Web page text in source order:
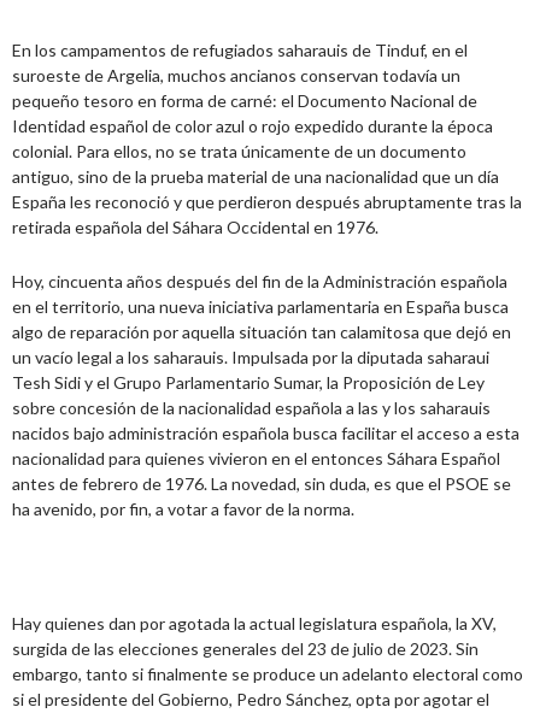
En los campamentos de refugiados saharauis de Tinduf, en el
suroeste de Argelia, muchos ancianos conservan todavía un
pequeño tesoro en forma de carné: el Documento Nacional de
Identidad español de color azul o rojo expedido durante la época
colonial. Para ellos, no se trata únicamente de un documento
antiguo, sino de la prueba material de una nacionalidad que un día
España les reconoció y que perdieron después abruptamente tras la
retirada española del Sáhara Occidental en 1976.
Hoy, cincuenta años después del fin de la Administración española
en el territorio, una nueva iniciativa parlamentaria en España busca
algo de reparación por aquella situación tan calamitosa que dejó en
un vacío legal a los saharauis. Impulsada por la diputada saharaui
Tesh Sidi y el Grupo Parlamentario Sumar, la Proposición de Ley
sobre concesión de la nacionalidad española a las y los saharauis
nacidos bajo administración española busca facilitar el acceso a esta
nacionalidad para quienes vivieron en el entonces Sáhara Español
antes de febrero de 1976. La novedad, sin duda, es que el PSOE se
ha avenido, por fin, a votar a favor de la norma.
Hay quienes dan por agotada la actual legislatura española, la XV,
surgida de las elecciones generales del 23 de julio de 2023. Sin
embargo, tanto si finalmente se produce un adelanto electoral como
si el presidente del Gobierno, Pedro Sánchez, opta por agotar el